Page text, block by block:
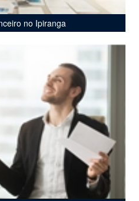
no Ipiranga